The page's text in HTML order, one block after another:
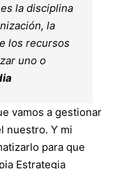
es la disciplina
la
los recursos
uno o
vamos a gestionar
nuestro. Y mi
para que
Estrategia